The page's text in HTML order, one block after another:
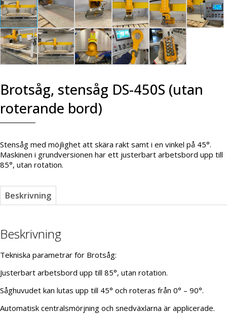
Brotsåg, stensåg DS-450S (utan
roterande bord)
Stensåg med möjlighet att skära rakt samt i en vinkel på 45°.
Maskinen i grundversionen har ett justerbart arbetsbord upp till
85°, utan rotation.
Beskrivning
Beskrivning
Tekniska parametrar för Brotsåg:
Justerbart arbetsbord upp till 85°, utan rotation.
Såghuvudet kan lutas upp till 45° och roteras från 0° – 90°.
Automatisk centralsmörjning och snedväxlarna är applicerade.